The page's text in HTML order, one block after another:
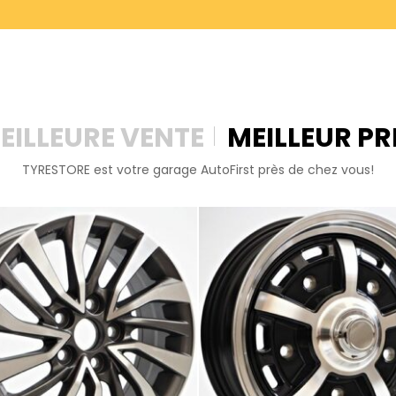
VENTE MEILLEUR
TYRESTORE est votre garage AutoFirst près de chez vous!